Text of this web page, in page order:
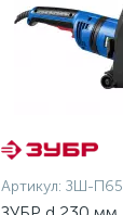
Артикул:ЗШ-